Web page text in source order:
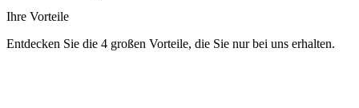
Ihre Vorteile
Entdecken Sie die 4 großen Vorteile, die Sie nur bei uns erhalten.